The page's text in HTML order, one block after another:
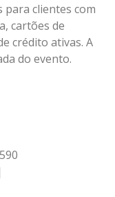
clientes com
cartões de
crédito ativas. A
do evento.